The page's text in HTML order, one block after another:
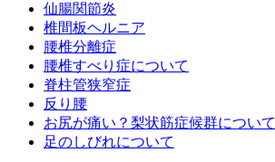
仙腸関節炎
椎間板ヘルニア
腰椎分離症
腰椎すべり症について
脊柱管狭窄症
反り腰
お尻が痛い？梨状筋症候群について
足のしびれについて